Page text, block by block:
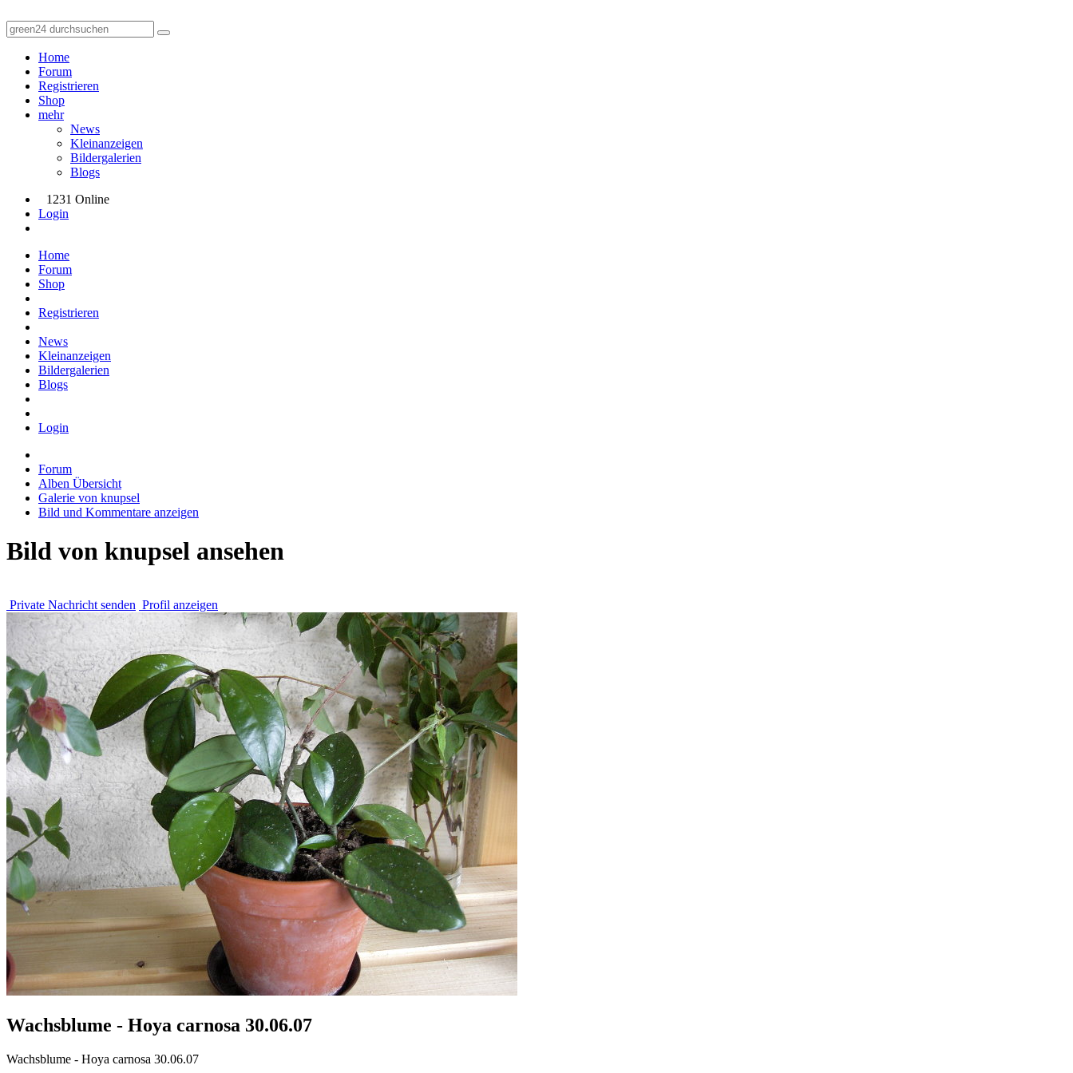
Home
Forum
Registrieren
Shop
mehr
News
Kleinanzeigen
Bildergalerien
Blogs
1231 Online
Login
Home
Forum
Shop
Registrieren
News
Kleinanzeigen
Bildergalerien
Blogs
Login
Forum
Alben Übersicht
Galerie von knupsel
Bild und Kommentare anzeigen
Bild von knupsel ansehen
Private Nachricht senden Profil anzeigen
Wachsblume - Hoya carnosa 30.06.07
Wachsblume - Hoya carnosa 30.06.07